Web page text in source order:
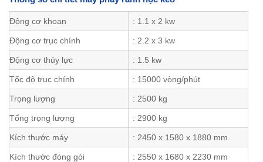
Động cơ khoan : 1.1 x 2 kw
Động cơ trục chính : 2.2 x 3 kw
Động cơ thủy lực : 1.5 kw
Tốc độ trục chính : 15000 vòng/phút
Trọng lượng : 2500 kg
Tổng trọng lượng : 2900 kg
Kích thước máy : 2450 x 1580 x 1880 mm
Kích thước đóng gói : 2550 x 1680 x 2230 mm